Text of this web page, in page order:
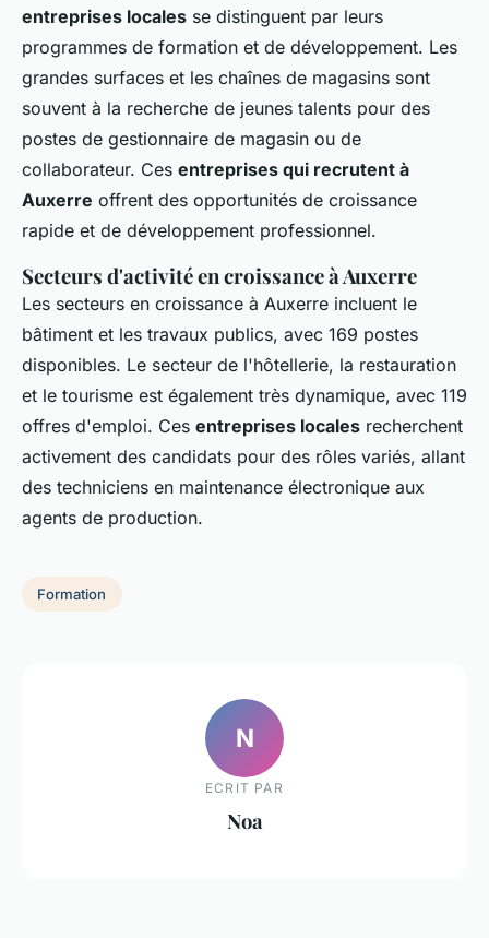
entreprises locales se distinguent par leurs
programmes de formation et de développement. Les
grandes surfaces et les chaînes de magasins sont
souvent à la recherche de jeunes talents pour des
postes de gestionnaire de magasin ou de
collaborateur. Ces entreprises qui recrutent à
Auxerre offrent des opportunités de croissance
rapide et de développement professionnel.
Secteurs d'activité en croissance à Auxerre
Les secteurs en croissance à Auxerre incluent le
bâtiment et les travaux publics, avec 169 postes
disponibles. Le secteur de l'hôtellerie, la restauration
et le tourisme est également très dynamique, avec 119
offres d'emploi. Ces entreprises locales recherchent
activement des candidats pour des rôles variés, allant
des techniciens en maintenance électronique aux
agents de production.
Formation
N
ECRIT PAR
Noa